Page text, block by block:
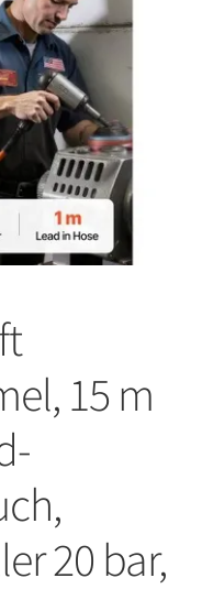
15 m
20 bar,